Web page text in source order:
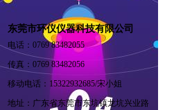
东莞市环仪仪器科技有限公司
电话：0769 83482055
传真：0769 83482056
移动电话：15322932685/宋小姐
地址：广东省东莞市东坑镇龙坑兴业路